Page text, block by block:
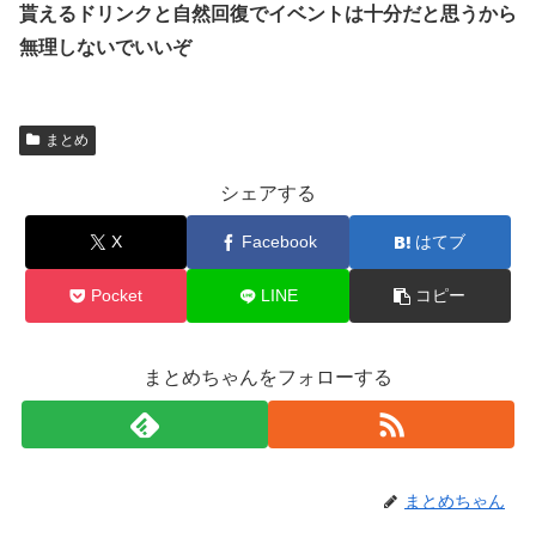
貰えるドリンクと自然回復でイベントは十分だと思うから
無理しないでいいぞ
まとめ
シェアする
X Facebook はてブ
Pocket LINE コピー
まとめちゃんをフォローする
まとめちゃん